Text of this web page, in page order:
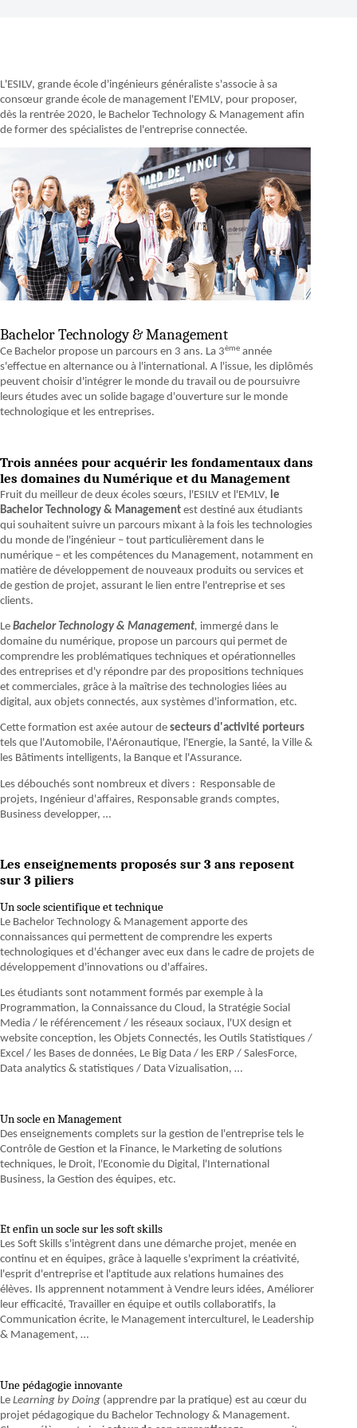
L'ESILV, grande école d'ingénieurs généraliste s'associe à sa
consœur grande école de management l'EMLV, pour proposer,
dès la rentrée 2020, le Bachelor Technology & Management afin
de former des spécialistes de l'entreprise connectée.
Bachelor Technology & Management
Ce Bachelor propose un parcours en 3 ans. La 3ème année
s'effectue en alternance ou à l'international. A l'issue, les diplômés
peuvent choisir d'intégrer le monde du travail ou de poursuivre
leurs études avec un solide bagage d'ouverture sur le monde
technologique et les entreprises.
Trois années pour acquérir les fondamentaux dans
les domaines du Numérique et du Management
Fruit du meilleur de deux écoles sœurs, l'ESILV et l'EMLV, le
Bachelor Technology & Management est destiné aux étudiants
qui souhaitent suivre un parcours mixant à la fois les technologies
du monde de l'ingénieur – tout particulièrement dans le
numérique – et les compétences du Management, notamment en
matière de développement de nouveaux produits ou services et
de gestion de projet, assurant le lien entre l'entreprise et ses
clients.
Le Bachelor Technology & Management, immergé dans le
domaine du numérique, propose un parcours qui permet de
comprendre les problématiques techniques et opérationnelles
des entreprises et d'y répondre par des propositions techniques
et commerciales, grâce à la maîtrise des technologies liées au
digital, aux objets connectés, aux systèmes d'information, etc.
Cette formation est axée autour de secteurs d'activité porteurs
tels que l'Automobile, l'Aéronautique, l'Energie, la Santé, la Ville &
les Bâtiments intelligents, la Banque et l'Assurance.
Les débouchés sont nombreux et divers : Responsable de
projets, Ingénieur d'affaires, Responsable grands comptes,
Business developper, …
Les enseignements proposés sur 3 ans reposent
sur 3 piliers
Un socle scientifique et technique
Le Bachelor Technology & Management apporte des
connaissances qui permettent de comprendre les experts
technologiques et d'échanger avec eux dans le cadre de projets de
développement d'innovations ou d'affaires.
Les étudiants sont notamment formés par exemple à la
Programmation, la Connaissance du Cloud, la Stratégie Social
Media / le référencement / les réseaux sociaux, l'UX design et
website conception, les Objets Connectés, les Outils Statistiques /
Excel / les Bases de données, Le Big Data / les ERP / SalesForce,
Data analytics & statistiques / Data Vizualisation, …
Un socle en Management
Des enseignements complets sur la gestion de l'entreprise tels le
Contrôle de Gestion et la Finance, le Marketing de solutions
techniques, le Droit, l'Economie du Digital, l'International
Business, la Gestion des équipes, etc.
Et enfin un socle sur les soft skills
Les Soft Skills s'intègrent dans une démarche projet, menée en
continu et en équipes, grâce à laquelle s'expriment la créativité,
l'esprit d'entreprise et l'aptitude aux relations humaines des
élèves. Ils apprennent notamment à Vendre leurs idées, Améliorer
leur efficacité, Travailler en équipe et outils collaboratifs, la
Communication écrite, le Management interculturel, le Leadership
& Management, …
Une pédagogie innovante
Le Learning by Doing (apprendre par la pratique) est au cœur du
projet pédagogique du Bachelor Technology & Management.